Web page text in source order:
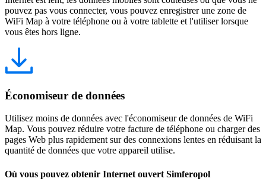
pouvez pas vous connecter, vous pouvez enregistrer une zone de
WiFi Map à votre téléphone ou à votre tablette et l'utiliser lorsque
vous êtes hors ligne.
Économiseur de données
Utilisez moins de données avec l'économiseur de données de WiFi
Map. Vous pouvez réduire votre facture de téléphone ou charger des
pages Web plus rapidement sur des connexions lentes en réduisant la
quantité de données que votre appareil utilise.
Où vous pouvez obtenir Internet ouvert Simferopol